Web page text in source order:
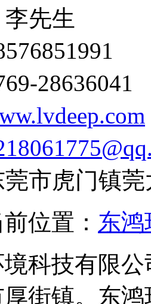
先生
28636041
市虎门镇莞
位置： 东鸿
科技有限
街镇。东